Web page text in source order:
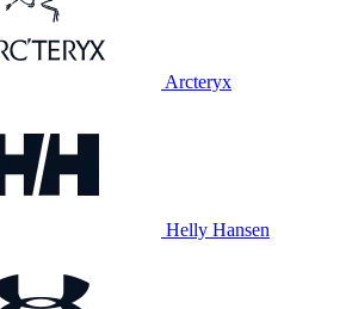
Arcteryx
Helly Hansen